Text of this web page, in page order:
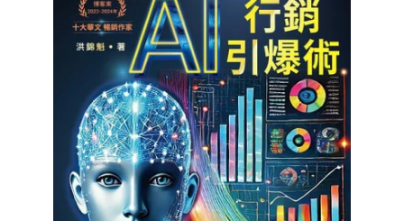
天天免運 美食蛋糕 養生保健
3C家電 運動休閒 親子玩具
男裝 化妝保養 情趣用品